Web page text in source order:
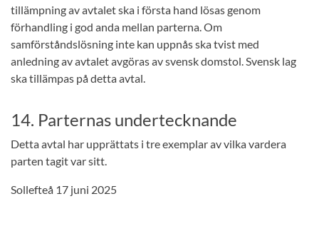
tillämpning av avtalet ska i första hand lösas genom
förhandling i god anda mellan parterna. Om
samförståndslösning inte kan uppnås ska tvist med
anledning av avtalet avgöras av svensk domstol. Svensk lag
ska tillämpas på detta avtal.
14. Parternas undertecknande
Detta avtal har upprättats i tre exemplar av vilka vardera
parten tagit var sitt.
Sollefteå 17 juni 2025